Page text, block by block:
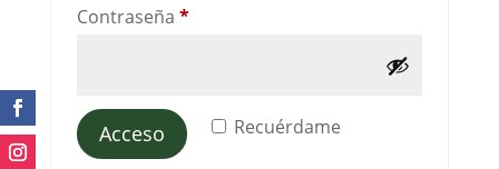
Contraseña *Obligatorio
Alternative: Recuérdame
Acceso